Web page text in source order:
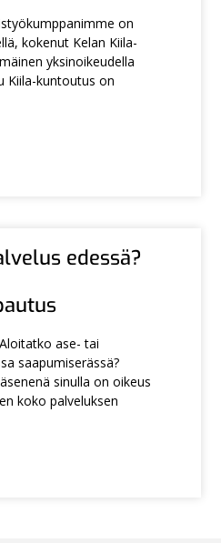
on
kokenut Kelan Kiila-
yksinoikeudella
Kiila-kuntoutus on
edessä?
ase- tai
saapumiserässä?
sinulla on oikeus
koko palveluksen